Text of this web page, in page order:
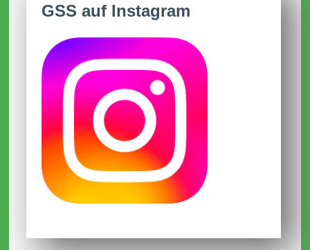
2026/2027
Im Dezember 2025
Frohe Weihnachten und schöne
Ferien
01.12.2025
Terminänderungen
GSS auf Instagram